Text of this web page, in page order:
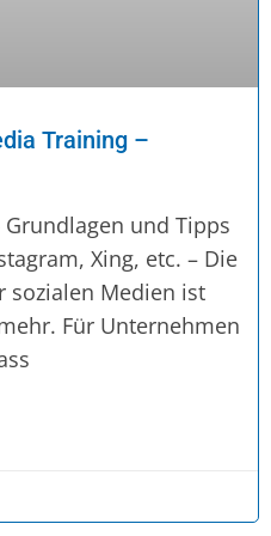
Training –
und Tipps
Xing, etc. – Die
sozialen Medien ist
Für Unternehmen